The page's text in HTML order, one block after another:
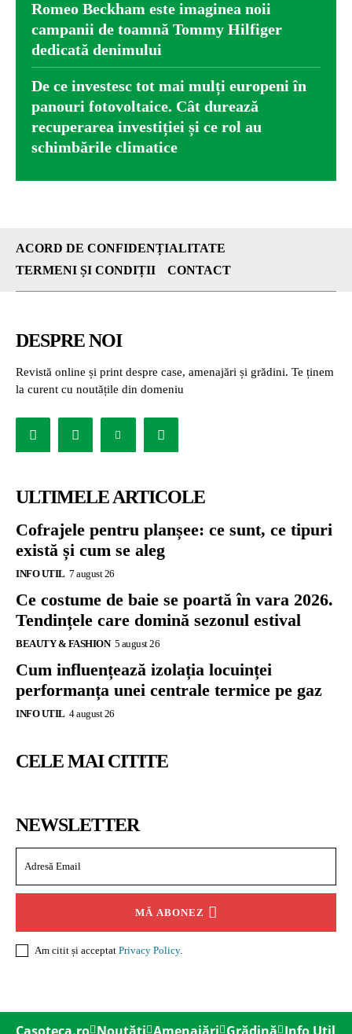
Romeo Beckham este imaginea noii
campanii de toamnă Tommy Hilfiger
dedicată denimului
De ce investesc tot mai mulți europeni în
panouri fotovoltaice. Cât durează
recuperarea investiției și ce rol au
schimbările climatice
ACORD DE CONFIDENȚIALITATE
TERMENI ȘI CONDIȚII
CONTACT
DESPRE NOI
Revistă online și print despre case, amenajări și grădini. Te ținem
la curent cu noutățile din domeniu
ULTIMELE ARTICOLE
Cofrajele pentru planșee: ce sunt, ce tipuri
există și cum se aleg
INFO UTIL 7 august 26
Ce costume de baie se poartă în vara 2026.
Tendințele care domină sezonul estival
BEAUTY & FASHION 5 august 26
Cum influențează izolația locuinței
performanța unei centrale termice pe gaz
INFO UTIL 4 august 26
CELE MAI CITITE
NEWSLETTER
MĂ ABONEZ
Am citit și acceptat Privacy Policy.